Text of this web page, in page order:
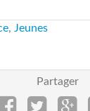
, Jeunes
Partager